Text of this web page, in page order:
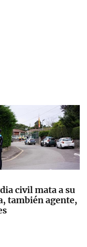
civil mata a su
también agente,